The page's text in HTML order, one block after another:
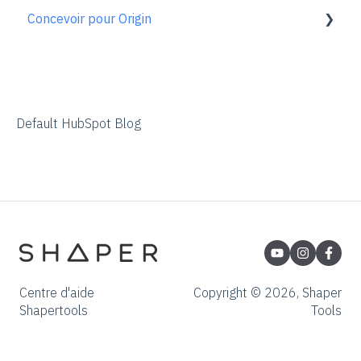
En savoir plus
Gen1 Origin
ShaperHub
FAQ sur le procédé de commande
Concevoir pour Origin
Affinity Designer
Palette CAD
Rhino 3d
Default HubSpot Blog
Centre d'aide
Shapertools
Copyright © 2026, Shaper
Tools